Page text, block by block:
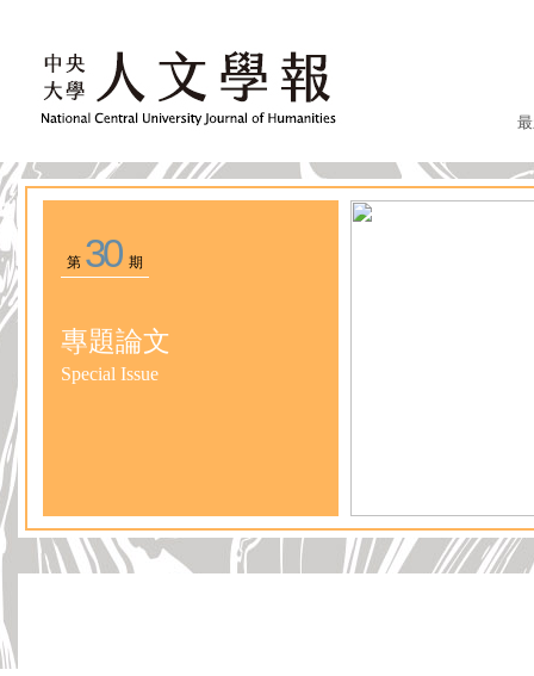
第 30期
專題論文
Special Issue